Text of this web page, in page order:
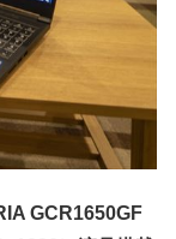
GCR1650GF